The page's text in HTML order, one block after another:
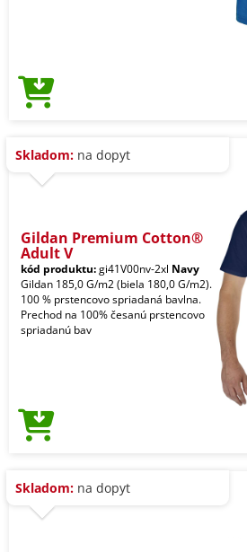
Skladom: na dopyt
Gildan Premium Cotton®
Adult V
kód produktu:gi41V00nv-2xl Navy
Gildan 185,0 G/m2 (biela 180,0 G/m2).
100 % prstencovo spriadaná bavlna.
Prechod na 100% česanú prstencovo
spriadanú bav
Skladom: na dopyt